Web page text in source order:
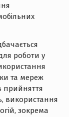
роботи у
та мереж
прийняття
використання
зокрема